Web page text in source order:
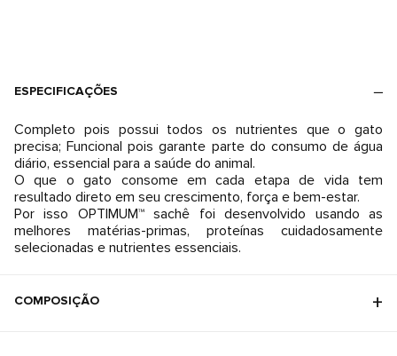
ESPECIFICAÇÕES
Completo pois possui todos os nutrientes que o gato
precisa; Funcional pois garante parte do consumo de água
diário, essencial para a saúde do animal.
O que o gato consome em cada etapa de vida tem
resultado direto em seu crescimento, força e bem-estar.
Por isso OPTIMUM™ sachê foi desenvolvido usando as
melhores matérias-primas, proteínas cuidadosamente
COMPOSIÇÃO